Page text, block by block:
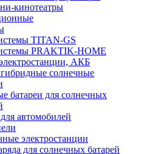
кинотеатры
TITAN-GS
PRAKTIK-HOME
АКБ
солнечные
батареи для солнечных
автомобилей
электростанции
для солнечных батарей